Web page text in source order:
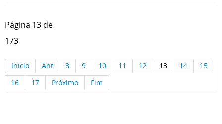
Página 13 de
173
Início Ant 8 9 10 11 12 13 14
15
16
17 Próximo Fim